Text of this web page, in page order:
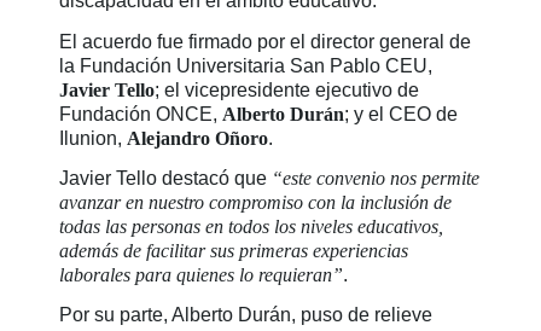
El acuerdo fue firmado por el director general de
la Fundación Universitaria San Pablo CEU,
Javier Tello; el vicepresidente ejecutivo de
Fundación ONCE, Alberto Durán; y el CEO de
Ilunion, Alejandro Oñoro.
Javier Tello destacó que “este convenio nos permite
avanzar en nuestro compromiso con la inclusión de
todas las personas en todos los niveles educativos,
además de facilitar sus primeras experiencias
laborales para quienes lo requieran”.
Por su parte, Alberto Durán, puso de relieve